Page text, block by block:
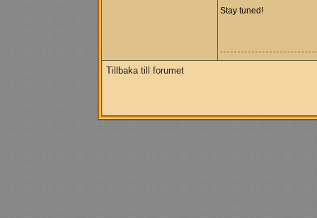
Stay tuned!
Tillbaka till forumet